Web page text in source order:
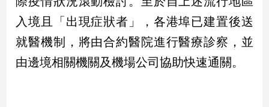
食
星
座/
理
入境且「出現症狀者」，各港埠已建置後送
就醫機制，將由合約醫院進行醫療診察，並
由邊境相關機關及機場公司協助快速通關。